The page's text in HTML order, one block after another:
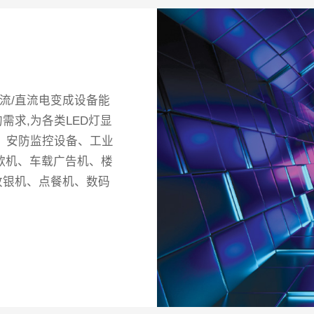
/直流电变成设备能
求,为各类LED灯显
安防监控设备、工业
机、车载广告机、楼
机、点餐机、数码